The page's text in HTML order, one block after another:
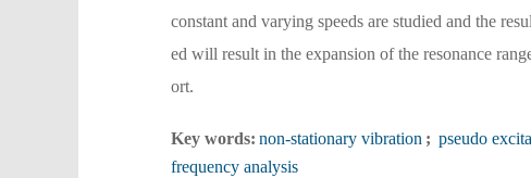
constant and varying speeds are studied and the
ed will result in the expansion of the resonance
ort.
Key words: non-stationary vibration ; pseudo
frequency analysis